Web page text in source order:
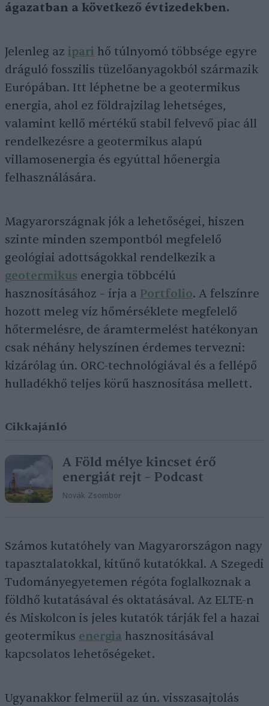
ágazatban a következő évtizedekben.
Jelenleg az ipari hő túlnyomó többsége egyre
dráguló fosszilis tüzelőanyagokból származik
Európában. Itt léphetne be a geotermikus
energia, ahol ez földrajzilag lehetséges,
valamint kellő mértékű stabil felvevő piac áll
rendelkezésre a geotermikus alapú
villamosenergia és egyúttal hőenergia
felhasználására.
Magyarországnak jók a lehetőségei, hiszen
szinte minden szempontból megfelelő
geológiai adottságokkal rendelkezik a
geotermikus energia többcélú
hasznosításához – írja a Portfolio. A felszínre
hozott meleg víz hőmérséklete megfelelő
hőtermelésre, de áramtermelést hatékonyan
csak néhány helyszínen érdemes tervezni:
kizárólag ún. ORC-technológiával és a fellépő
hulladékhő teljes körű hasznosítása mellett.
Cikkajánló
A Föld mélye kincset érő
energiát rejt – Podcast
Novák Zsombor
Számos kutatóhely van Magyarországon nagy
tapasztalatokkal, kitűnő kutatókkal. A Szegedi
Tudományegyetemen régóta foglalkoznak a
földhő kutatásával és oktatásával. Az ELTE-n
és Miskolcon is jeles kutatók tárják fel a hazai
geotermikus energia hasznosításával
kapcsolatos lehetőségeket.
Ugyanakkor felmerül az ún. visszasajtolás